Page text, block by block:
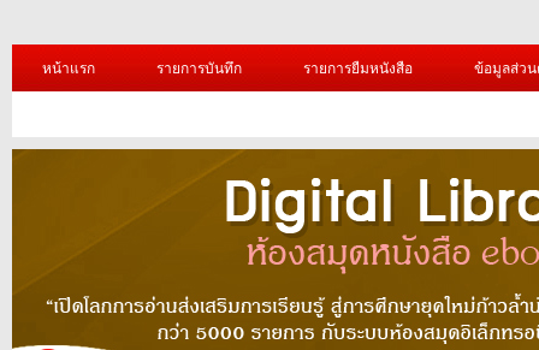
หน้าแรก รายการบันทึก รายการยืมหนังสือ ข้อมูลส่ว